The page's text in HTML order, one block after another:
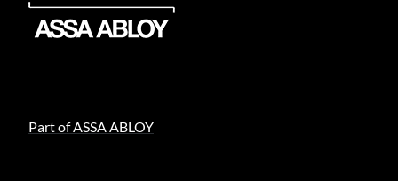
Part of ASSA ABLOY